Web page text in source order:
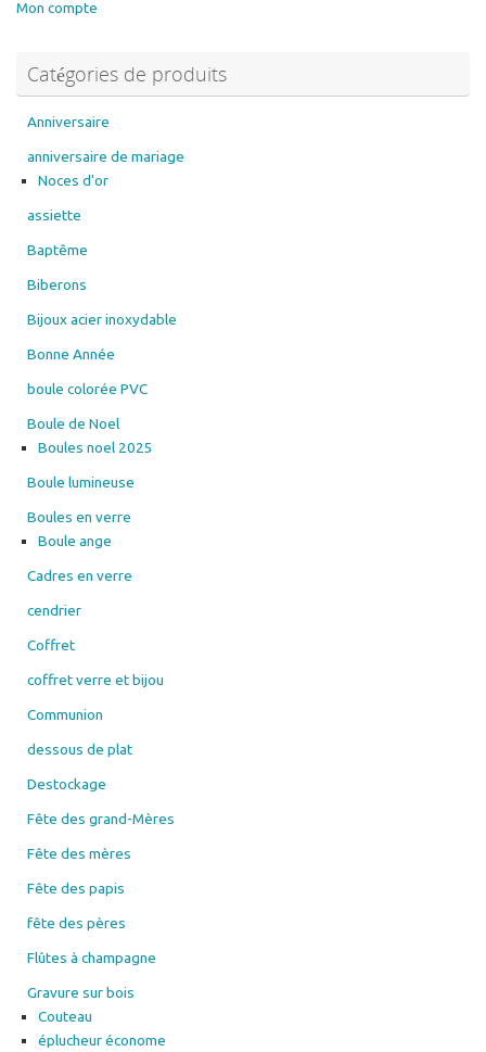
Catégories de produits
anniversaire de mariage
Noces d'or
assiette
Baptême
Biberons
Bijoux acier inoxydable
Bonne Année
boule colorée PVC
Boule de Noel
Boules noel 2025
Boule lumineuse
Boules en verre
Boule ange
Cadres en verre
cendrier
Coffret
coffret verre et bijou
Communion
dessous de plat
Destockage
Fête des grand-Mères
Fête des mères
Fête des papis
fête des pères
Flûtes à champagne
Gravure sur bois
Couteau
porte savon
jardinage